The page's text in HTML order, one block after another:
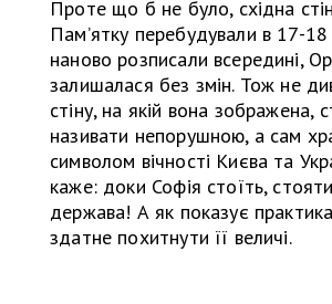
Проте що б не було, східна
Пам’ятку перебудували в 17-18
наново розписали всередині,
залишалася без змін. Тож не
стіну, на якій вона зображена,
називати непорушною, а сам
символом вічності Києва та
каже: доки Софія стоїть,
держава! А як показує
здатне похитнути її величі.